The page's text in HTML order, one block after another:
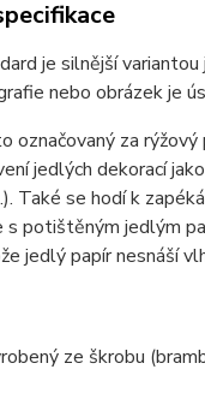
je silnější
nebo obrázek je
označovaný za
jedlých dekorací
Také se hodí k
s potištěným jedlým
jedlý papír nesnáší
ze škrobu